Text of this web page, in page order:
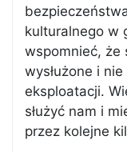
kulturalnego w
wspomnieć, że
wysłużone i
eksploatacji.
służyć nam i
przez kolejne